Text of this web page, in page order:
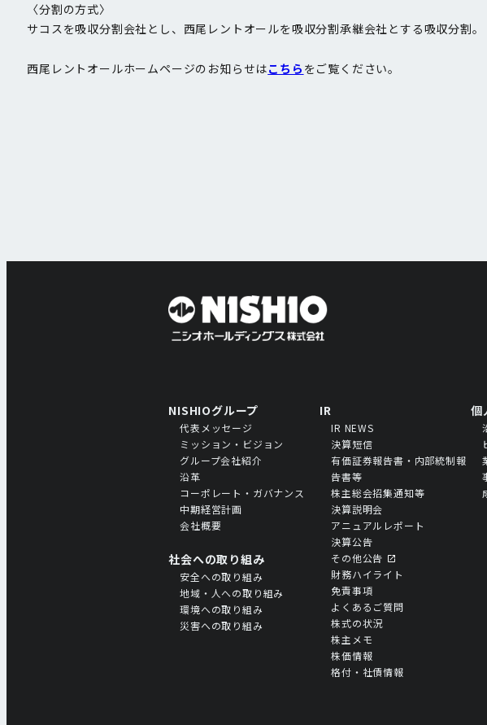
〈分割の方式〉
サコスを吸収分割会社とし、西尾レントオールを吸収分割承継会社とする吸収分割。
西尾レントオールホームページのお知らせはこちら をご覧ください。
NISHIOグループ
代表メッセージ
ミッション・ビジョン
グループ会社紹介
沿革
コーポレート・ガバナンス
中期経営計画
会社概要
社会への取り組み
安全への取り組み
地域・人への取り組み
環境への取り組み
災害への取り組み
IR
IR NEWS
決算短信
有価証券報告書・内部統制報
告書等
株主総会招集通知等
決算説明会
アニュアルレポート
決算公告
その他公告
財務ハイライト
免責事項
よくあるご質問
株式の状況
株主メモ
株価情報
格付・社債情報
個